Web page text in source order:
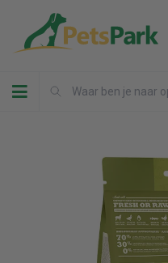
Toggle navigation
Uw
Vul